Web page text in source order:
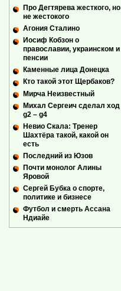
Про Дегтярева жесткого, но
не жестокого
Агония Сталино
Иосиф Кобзон о
православии, украинском и
пенсии
Каменные лица Донецка
Кто такой этот Щербаков?
Мирча Неизвестный
Михал Сергеич сделал ход
g2 – g4
Невио Скала: Тренер
Шахтёра такой, какой он
есть
Последний из Юзов
Почти монолог Алины
Яровой
Сергей Бубка о спорте,
политике и бизнесе
Футбол и смерть Ассана
Ндиайе